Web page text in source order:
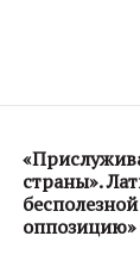
страны».
оппозицию»